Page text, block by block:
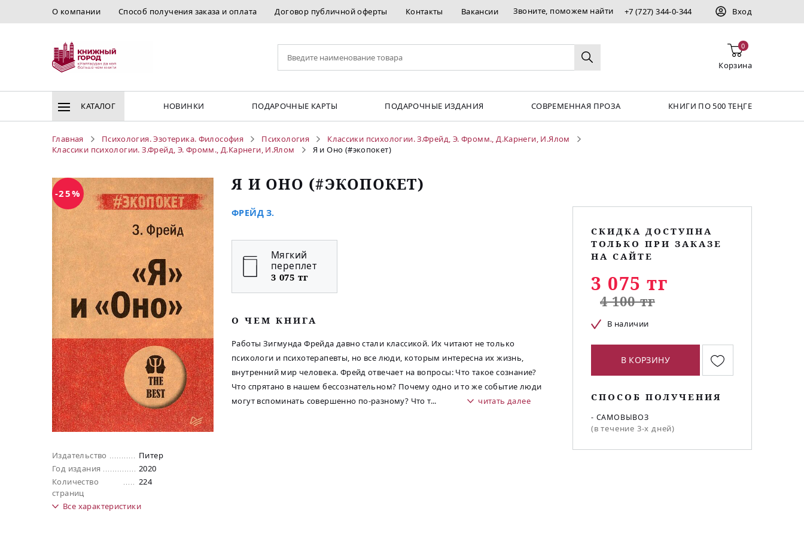
О компании Способ получения заказа и оплата Договор публичной оферты Контакты Вакансии Звоните, поможем найти +7 (727) 344-0-344 Вход
0
Корзина
КАТАЛОГ НОВИНКИ ПОДАРОЧНЫЕ КАРТЫ ПОДАРОЧНЫЕ ИЗДАНИЯ СОВРЕМЕННАЯ ПРОЗА КНИГИ ПО 500 ТЕҢГЕ
Главная Психология. Эзотерика. Философия Психология
Классики психологии. З.Фрейд, Э. Фромм., Д.Карнеги, И.Ялом
Классики психологии. З.Фрейд, Э. Фромм., Д.Карнеги, И.Ялом
Я и Оно (#экопокет)
-25%
Издательство
Питер
Год издания
2020
Количество
страниц
224
Все характеристики
Я И ОНО (#ЭКОПОКЕТ)
ФРЕЙД З.
Мягкий
переплет
3 075 тг
O ЧЕМ КНИГА
Работы Зигмунда Фрейда давно стали классикой. Их читают не только
психологи и психотерапевты, но все люди, которым интересна их жизнь,
внутренний мир человека. Фрейд отвечает на вопросы: Что такое сознание?
Что спрятано в нашем бессознательном? Почему одно и то же событие люди
могут вспоминать совершенно по-разному? Что т... читать далее
СКИДКА ДОСТУПНА
ТОЛЬКО ПРИ ЗАКАЗЕ
НА САЙТЕ
3 075 тг
4 100 тг
В наличии
В КОРЗИНУ
СПОСОБ ПОЛУЧЕНИЯ
- САМОВЫВОЗ
(в течение 3-х дней)